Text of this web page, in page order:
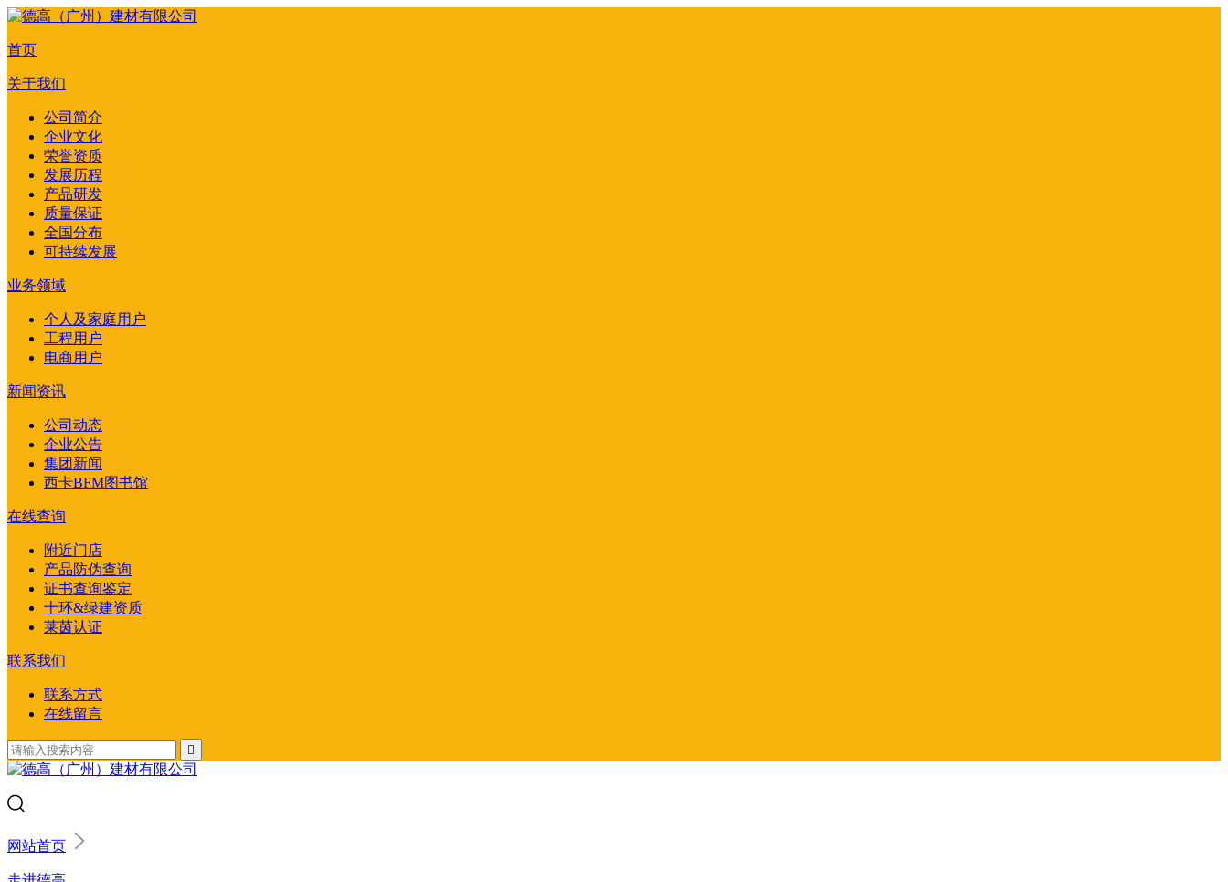
首页
关于我们
公司简介
企业文化
荣誉资质
发展历程
产品研发
质量保证
全国分布
可持续发展
业务领域
个人及家庭用户
工程用户
电商用户
新闻资讯
公司动态
企业公告
集团新闻
西卡BFM图书馆
在线查询
附近门店
产品防伪查询
证书查询鉴定
十环&绿建资质
莱茵认证
联系我们
联系方式
在线留言

网站首页